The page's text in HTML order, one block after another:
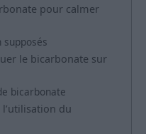
pour calmer
supposés
le bicarbonate sur
bicarbonate
du